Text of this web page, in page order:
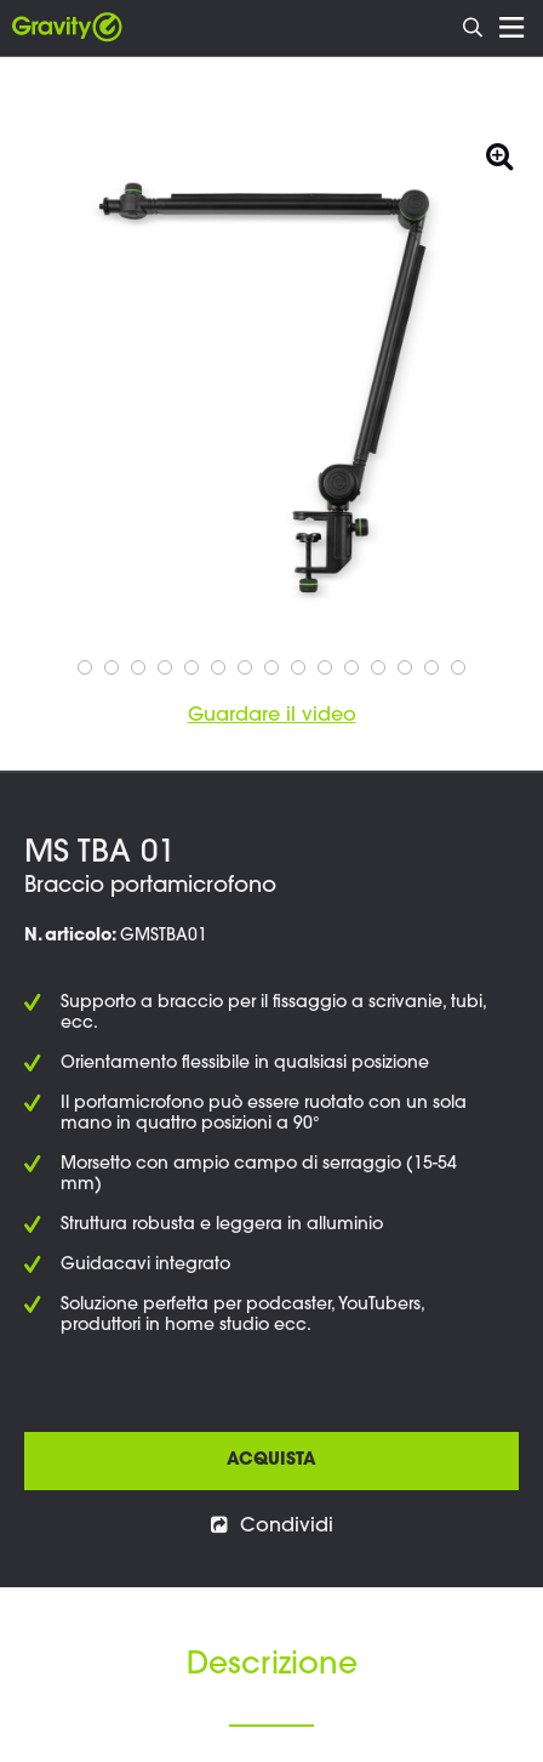
Guardare il video
MS TBA 01
Braccio portamicrofono
N. articolo: GMSTBA01
Supporto a braccio per il fissaggio a scrivanie, tubi,
ecc.
Orientamento flessibile in qualsiasi posizione
Il portamicrofono può essere ruotato con un sola
mano in quattro posizioni a 90°
Morsetto con ampio campo di serraggio (15-54
mm)
Struttura robusta e leggera in alluminio
Guidacavi integrato
Soluzione perfetta per podcaster, YouTubers,
produttori in home studio ecc.
ACQUISTA
Condividi
Descrizione